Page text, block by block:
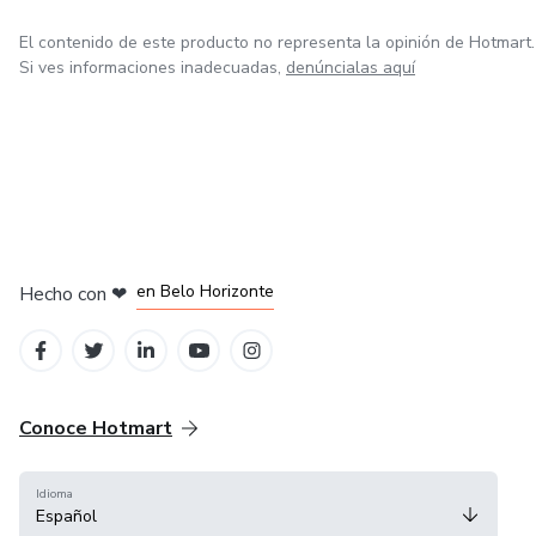
El contenido de este producto no representa la opinión de Hotmart.
Si ves informaciones inadecuadas, denúncialas aquí
Hecho con ❤ en Belo Horizonte
Conoce Hotmart
Idioma
Español